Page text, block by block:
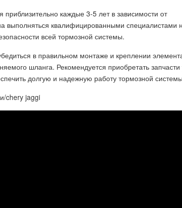
каждые 3-5 лет в зависимости от
выполняться квалифицированными специалистами
всей тормозной системы.
в правильном монтаже и креплении
шланга. Рекомендуется приобретать запчасти
долгую и надежную работу тормозной
chery jaggi